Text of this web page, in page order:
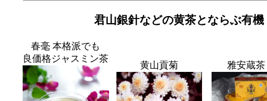
君山銀針などの黄茶とならぶ有
春毫 本格派でも
良価格ジャスミン茶
黄山貢菊 雅安蔵